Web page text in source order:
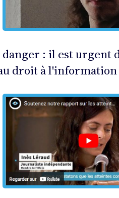
: il est urgent
droit à l'information